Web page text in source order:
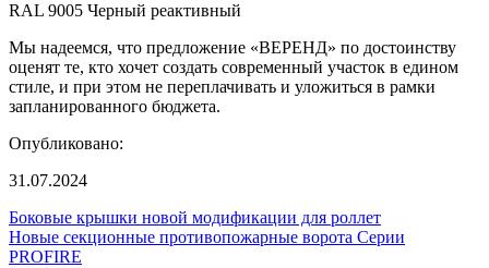
RAL 9005 Черный реактивный
Мы надеемся, что предложение «ВЕРЕНД» по достоинству
оценят те, кто хочет создать современный участок в едином
стиле, и при этом не переплачивать и уложиться в рамки
запланированного бюджета.
Опубликовано:
31.07.2024
Боковые крышки новой модификации для роллет
Новые секционные противопожарные ворота Серии
PROFIRE